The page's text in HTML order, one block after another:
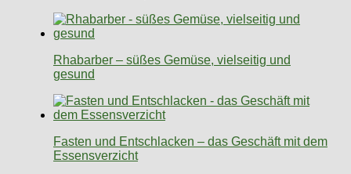
Rhabarber – süßes Gemüse, vielseitig und
gesund
Fasten und Entschlacken – das Geschäft mit dem
Essensverzicht